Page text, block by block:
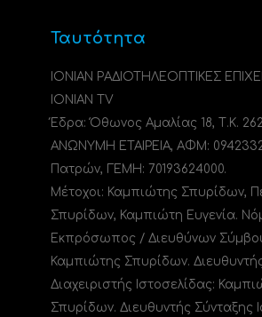
Ταυτότητα
ΙΟΝΙΑΝ ΡΑΔΙΟΤΗΛΕΟΠΤΙΚΕΣ
IONIAN TV
Έδρα: Όθωνος Αμαλίας 18, Τ.Κ.
ΑΝΩΝΥΜΗ ΕΤΑΙΡΕΙΑ, ΑΦΜ:
Πατρών, ΓΕΜΗ: 70193624000.
Μέτοχοι: Καμπιώτης Σπυρίδων,
Σπυρίδων, Καμπιώτη Ευγενία.
Εκπρόσωπος / Διευθύνων
Καμπιώτης Σπυρίδων.
Διαχειριστής Ιστοσελίδας:
Σπυρίδων. Διευθυντής Σύνταξης